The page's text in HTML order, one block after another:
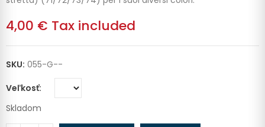
4,00 € Tax included
SKU: 055-G--
Veľkosť
Skladom